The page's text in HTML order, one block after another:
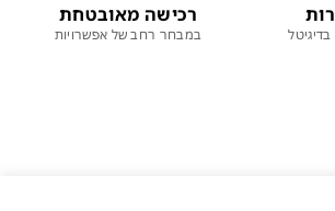
רכישה מאובטחת
במבחר רחב של אפשרויות